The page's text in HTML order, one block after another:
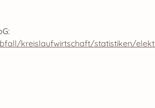
kreislaufwirtschaft/statistiken/